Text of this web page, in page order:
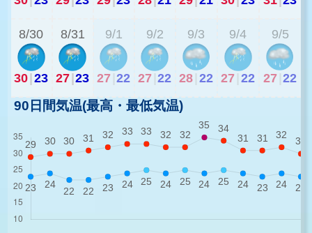
8/30
30|23
8/31
27|23
9/1
27 22
9/2
27 22
9/3
28 22
9/4
27 22
9/5
27 22
90日間気温(最高・最低気温)